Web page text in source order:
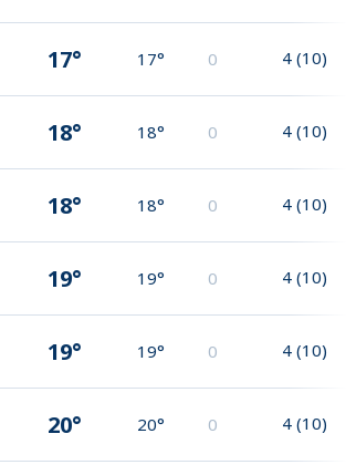
17° 17° 0 4 (10)
18° 18° 0 4 (10)
18° 18° 0 4 (10)
19° 19° 0 4 (10)
19° 19° 0 4 (10)
20° 20° 0 4 (10)